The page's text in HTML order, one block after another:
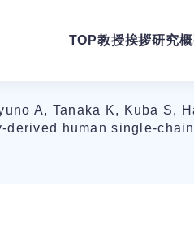
TOP教授挨拶研究
A, Tanaka K, Kuba S,
human single-